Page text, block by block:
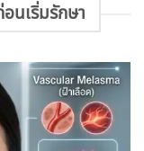
อนเริ่มรักษา